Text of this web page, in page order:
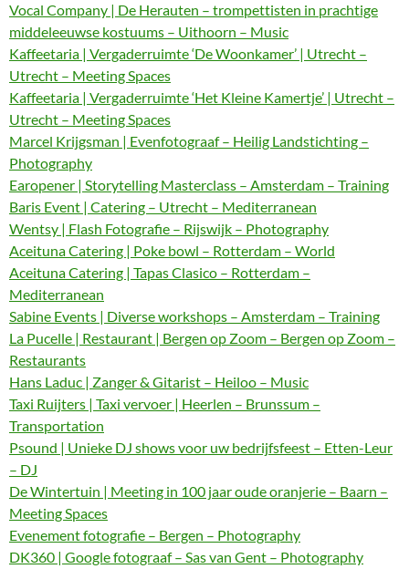
Vocal Company | De Herauten – trompettisten in prachtige
middeleeuwse kostuums – Uithoorn – Music
Kaffeetaria | Vergaderruimte ‘De Woonkamer’ | Utrecht –
Utrecht – Meeting Spaces
Kaffeetaria | Vergaderruimte ‘Het Kleine Kamertje’ | Utrecht –
Utrecht – Meeting Spaces
Marcel Krijgsman | Evenfotograaf – Heilig Landstichting –
Photography
Earopener | Storytelling Masterclass – Amsterdam – Training
Baris Event | Catering – Utrecht – Mediterranean
Wentsy | Flash Fotografie – Rijswijk – Photography
Aceituna Catering | Poke bowl – Rotterdam – World
Aceituna Catering | Tapas Clasico – Rotterdam –
Mediterranean
Sabine Events | Diverse workshops – Amsterdam – Training
La Pucelle | Restaurant | Bergen op Zoom – Bergen op Zoom –
Restaurants
Hans Laduc | Zanger & Gitarist – Heiloo – Music
Taxi Ruijters | Taxi vervoer | Heerlen – Brunssum –
Transportation
Psound | Unieke DJ shows voor uw bedrijfsfeest – Etten-Leur
– DJ
De Wintertuin | Meeting in 100 jaar oude oranjerie – Baarn –
Meeting Spaces
Evenement fotografie – Bergen – Photography
DK360 | Google fotograaf – Sas van Gent – Photography